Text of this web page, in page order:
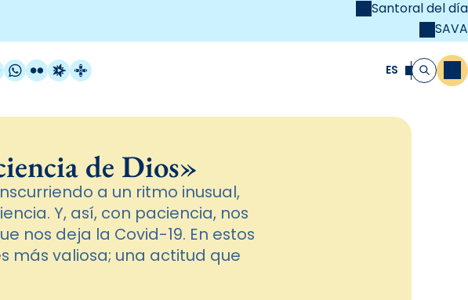
Santoral del día
SAVA
WhatsApp
FlickrRadio Estel
Catalunya Cristiana ES Buscar
de Dios»
a un ritmo inusual,
Y, así, con paciencia, nos
nos deja la Covid-19. En estos
más valiosa; una actitud que